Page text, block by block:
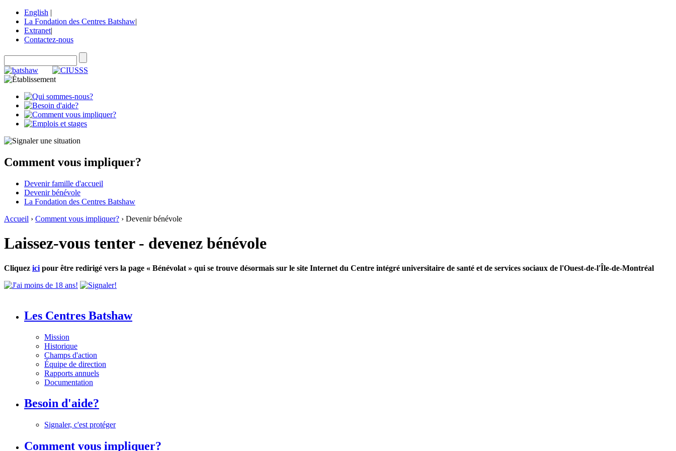
English |
La Fondation des Centres Batshaw|
Extranet|
Contactez-nous
Comment vous impliquer?
Devenir famille d'accueil
Devenir bénévole
La Fondation des Centres Batshaw
Accueil › Comment vous impliquer? › Devenir bénévole
Laissez-vous tenter - devenez bénévole
Cliquez ici pour être redirigé vers la page « Bénévolat » qui se trouve désormais sur le site Internet du Centre intégré universitaire de santé et de services sociaux de l'Ouest-de-l'Île-de-Montréal
Les Centres Batshaw
Mission
Historique
Champs d'action
Équipe de direction
Rapports annuels
Documentation
Besoin d'aide?
Signaler, c'est protéger
Comment vous impliquer?